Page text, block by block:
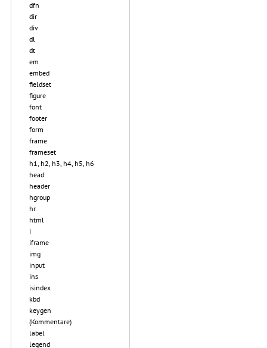
dfn
dir
div
dl
dt
em
embed
fieldset
figure
font
footer
form
frame
frameset
h1, h2, h3, h4, h5, h6
head
header
hgroup
hr
html
i
iframe
img
input
ins
isindex
kbd
keygen
(Kommentare)
label
legend